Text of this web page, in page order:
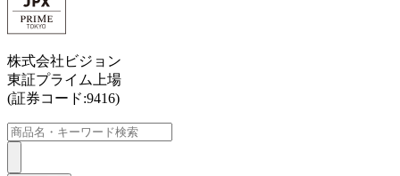
株式会社ビジョン
東証プライム上場
(証券コード:9416)